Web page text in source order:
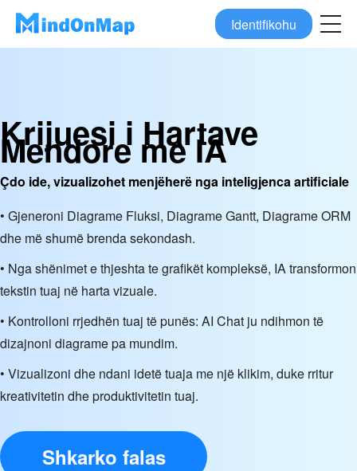
Identifikohu
Krijuesi i Hartave
Mendore me IA
Çdo ide, vizualizohet menjëherë nga inteligjenca artificiale
• Gjeneroni Diagrame Fluksi, Diagrame Gantt, Diagrame ORM
dhe më shumë brenda sekondash.
• Nga shënimet e thjeshta te grafikët kompleksë, IA transformon
tekstin tuaj në harta vizuale.
• Kontrolloni rrjedhën tuaj të punës: AI Chat ju ndihmon të
dizajnoni diagrame pa mundim.
• Vizualizoni dhe ndani idetë tuaja me një klikim, duke rritur
kreativitetin dhe produktivitetin tuaj.
Shkarko falas